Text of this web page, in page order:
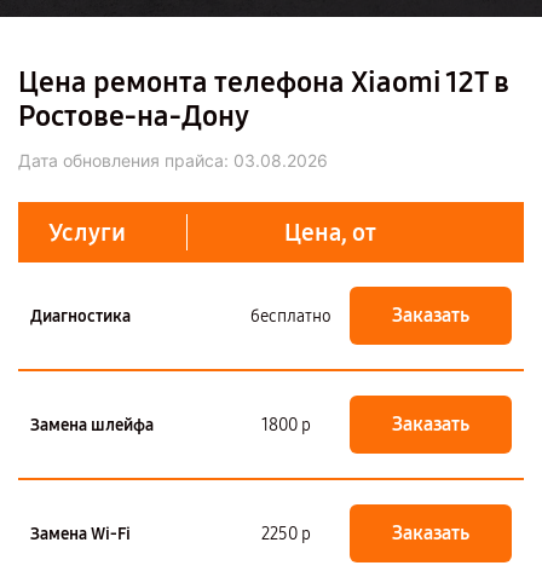
Цена ремонта телефона Xiaomi 12T в
Ростове-на-Дону
Дата обновления прайса: 03.08.2026
Услуги Цена, от
Диагностика бесплатно Заказать
Замена шлейфа 1800 р Заказать
Замена Wi-Fi 2250 р Заказать